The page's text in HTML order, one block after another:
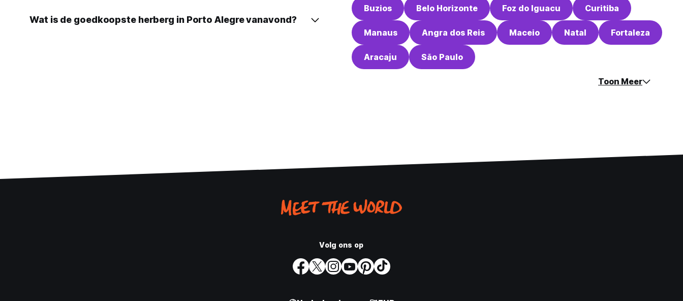
Wat is de goedkoopste herberg in Porto Alegre vanavond?
Buzios Belo Horizonte Foz do Iguacu Curitiba
Manaus Angra dos Reis Maceio Natal Fortaleza
Aracaju São Paulo
Toon Meer
Volg ons op